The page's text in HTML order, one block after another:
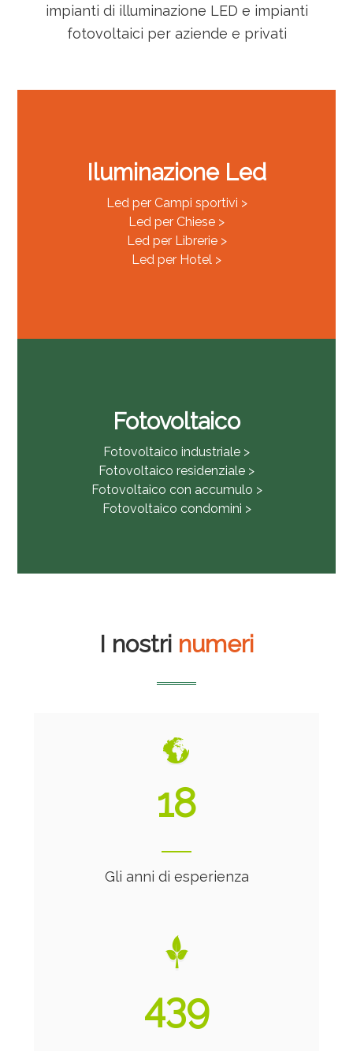
impianti di illuminazione LED e impianti
fotovoltaici per aziende e privati
Iluminazione Led
Led per Campi sportivi >
Led per Chiese >
Led per Librerie >
Led per Hotel >
Fotovoltaico
Fotovoltaico industriale >
Fotovoltaico residenziale >
Fotovoltaico con accumulo >
Fotovoltaico condomini >
I nostri numeri
20
Gli anni di esperienza
474